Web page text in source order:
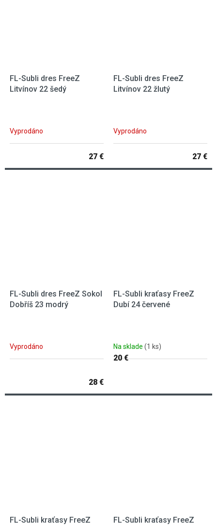
FL-Subli dres FreeZ
Litvínov 22 šedý
Vyprodáno
27 €
FL-Subli dres FreeZ
Litvínov 22 žlutý
Vyprodáno
27 €
FL-Subli dres FreeZ Sokol
Dobříš 23 modrý
Vyprodáno
28 €
FL-Subli kraťasy FreeZ
Dubí 24 červené
Na sklade (1 ks)
20 €
FL-Subli kraťasy FreeZ
FL-Subli kraťasy FreeZ